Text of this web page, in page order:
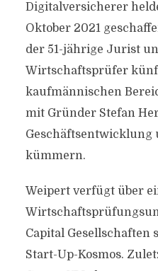
Digitalversicherer
Oktober 2021
der 51-jährige Jurist
Wirtschaftsprüfer
kaufmännischen
mit Gründer Stefan
Geschäftsentwicklung
kümmern.
Weipert verfügt über
Capital Gesellschaften
Start-Up-Kosmos.